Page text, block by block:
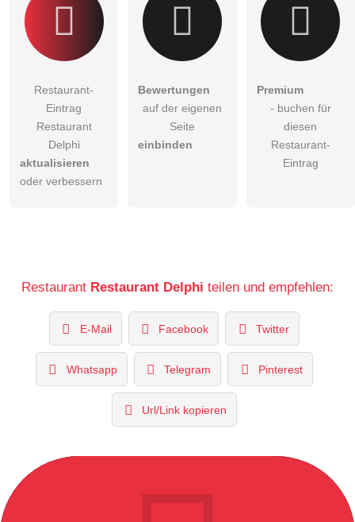
Restaurant-
Eintrag
Restaurant
Delphi
aktualisieren
oder verbessern
Bewertungen
auf der eigenen
Seite
einbinden
Premium
- buchen für
diesen
Restaurant-
Eintrag
Restaurant Restaurant Delphi teilen und empfehlen:
E-Mail Facebook Twitter
Whatsapp Telegram Pinterest
Url/Link kopieren